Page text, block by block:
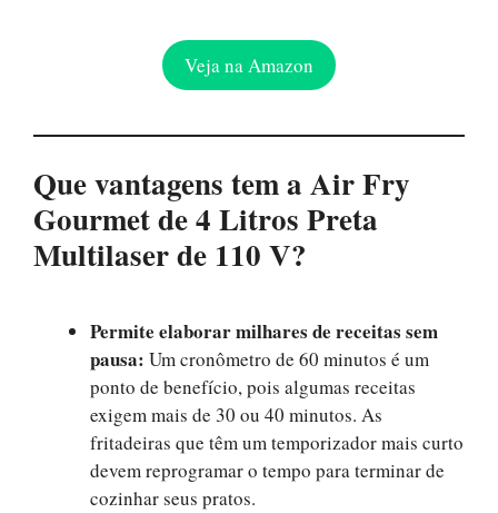
Veja na Amazon
Que vantagens tem a Air Fry
Gourmet de 4 Litros Preta
Multilaser de 110 V?
Permite elaborar milhares de receitas sem
pausa: Um cronômetro de 60 minutos é um
ponto de benefício, pois algumas receitas
exigem mais de 30 ou 40 minutos. As
fritadeiras que têm um temporizador mais curto
devem reprogramar o tempo para terminar de
cozinhar seus pratos.